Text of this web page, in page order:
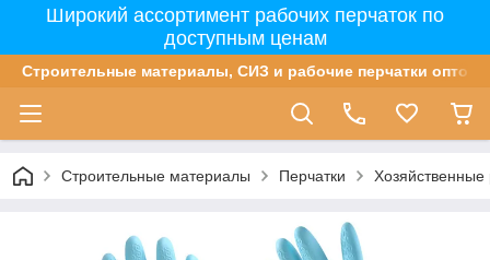
Широкий ассортимент рабочих перчаток по
доступным ценам
Строительные материалы, СИЗ и рабочие перчатки оптом
Строительные материалы Перчатки Хозяйственные